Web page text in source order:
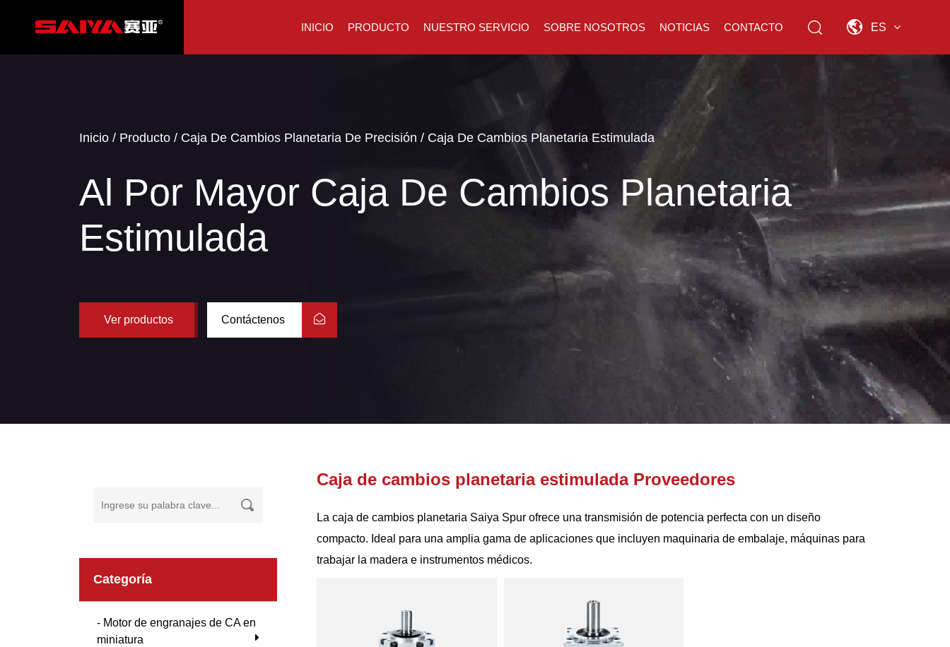
INICIO PRODUCTO NUESTRO SERVICIO SOBRE NOSOTROS NOTICIAS CONTACTO ES
Inicio / Producto / Caja De Cambios Planetaria De Precisión / Caja De Cambios Planetaria Estimulada
Al Por Mayor Caja De Cambios Planetaria
Estimulada
Ver productos Contáctenos
Categoría
- Motor de engranajes de CA en
miniatura
Caja de cambios planetaria estimulada Proveedores
La caja de cambios planetaria Saiya Spur ofrece una transmisión de potencia perfecta con un diseño
compacto. Ideal para una amplia gama de aplicaciones que incluyen maquinaria de embalaje, máquinas para
trabajar la madera e instrumentos médicos.